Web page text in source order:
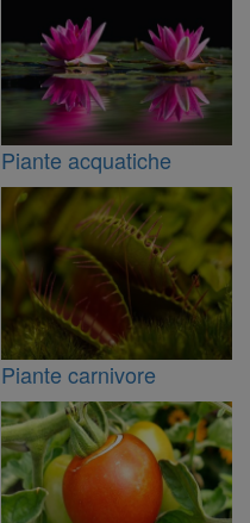
Piante acquatiche
Piante carnivore